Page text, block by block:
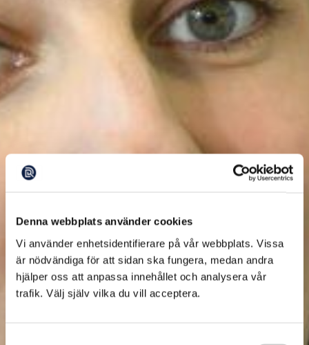
Denna webbplats använder cookies
Vi använder enhetsidentifierare på vår webbplats. Vissa
är nödvändiga för att sidan ska fungera, medan andra
hjälper oss att anpassa innehållet och analysera vår
trafik. Välj själv vilka du vill acceptera.